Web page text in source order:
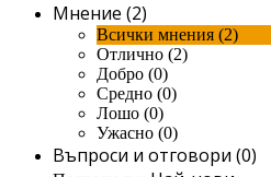
Мнение (2)
Всички мнения (2)
Отлично (2)
Добро (0)
Средно (0)
Лошо (0)
Ужасно (0)
Въпроси и отговори (0)